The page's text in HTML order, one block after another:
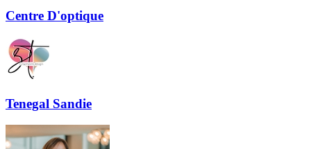
Centre D'optique
Tenegal Sandie